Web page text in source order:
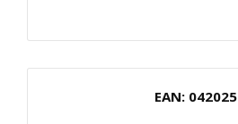
EAN: 042025